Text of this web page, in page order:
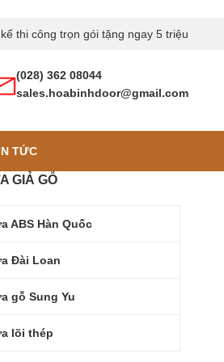
thi công trọn gói tặng ngay 5 triệu
(028) 362 08044
sales.hoabinhdoor@gmail.com
TỨC
GIẢ GỖ
ABS Hàn Quốc
Đài Loan
gỗ Sung Yu
lõi thép